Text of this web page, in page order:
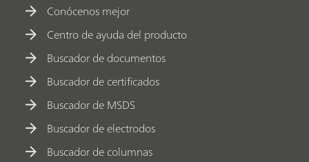
Conócenos mejor
Centro de ayuda del producto
Buscador de documentos
Buscador de certificados
Buscador de MSDS
Buscador de electrodos
Buscador de columnas